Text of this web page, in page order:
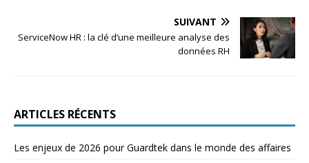
SUIVANT
ServiceNow HR : la clé d’une meilleure analyse des
données RH
ARTICLES RÉCENTS
Les enjeux de 2026 pour Guardtek dans le monde des affaires